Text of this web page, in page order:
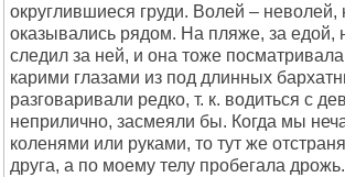
округлившиеся груди. Волей – неволей,
оказывались рядом. На пляже, за едой,
следил за ней, и она тоже
карими глазами из под длинных
разговаривали редко, т. к. водиться с
неприлично, засмеяли бы. Когда мы
коленями или руками, то тут же
друга, а по моему телу пробегала